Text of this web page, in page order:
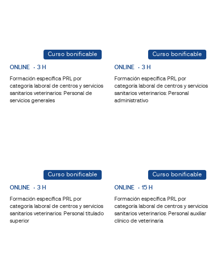
Curso bonificable
ONLINE 3 H
Formación específica PRL por
categoría laboral de centros y servicios
sanitarios veterinarios: Personal de
servicios generales
Curso bonificable
ONLINE 3 H
Formación específica PRL por
categoría laboral de centros y servicios
sanitarios veterinarios: Personal
administrativo
Curso bonificable
ONLINE 3 H
Formación específica PRL por
categoría laboral de centros y servicios
sanitarios veterinarios: Personal titulado
superior
Curso bonificable
ONLINE 15 H
Formación específica PRL por
categoría laboral de centros y servicios
sanitarios veterinarios: Personal auxiliar
clínico de veterinaria